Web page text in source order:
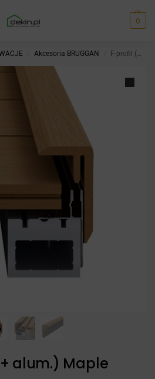
0
Akcesoria BRUGGAN F-profil (WPC + alum.) Maple
alum.) Maple